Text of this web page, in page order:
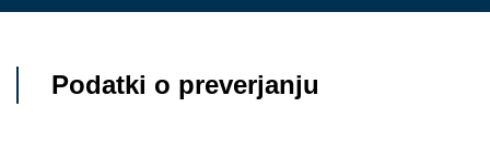
Podatki o preverjanju